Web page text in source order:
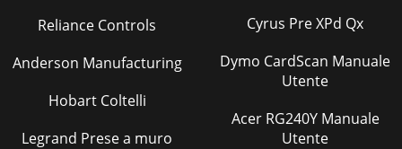
Reliance Controls
Anderson Manufacturing
Hobart Coltelli
Legrand Prese a muro
Cyrus Pre XPd Qx
Dymo CardScan Manuale
Utente
Acer RG240Y Manuale
Utente